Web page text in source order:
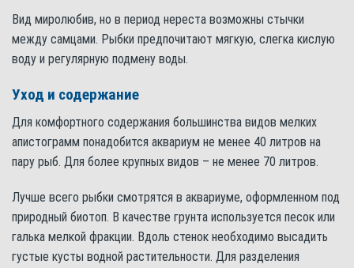
Вид миролюбив, но в период нереста возможны стычки
между самцами. Рыбки предпочитают мягкую, слегка кислую
воду и регулярную подмену воды.
Уход и содержание
Для комфортного содержания большинства видов мелких
апистограмм понадобится аквариум не менее 40 литров на
пару рыб. Для более крупных видов – не менее 70 литров.
Лучше всего рыбки смотрятся в аквариуме, оформленном под
природный биотоп. В качестве грунта используется песок или
галька мелкой фракции. Вдоль стенок необходимо высадить
густые кусты водной растительности. Для разделения